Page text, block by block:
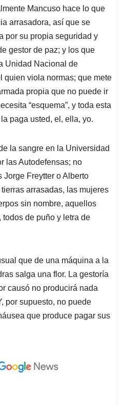
Mancuso hace lo que
arrasadora, así que se
por su propia seguridad y
gestor de paz; y los que
Unidad Nacional de
quien viola normas; que mete
propia que no puede ir
“esquema”, y toda esta
paga usted, el, ella, yo.
la sangre en la Universidad
las Autodefensas; no
Jorge Freytter o Alberto
arrasadas, las mujeres
sin nombre, aquellos
de puño y letra de
que de una máquina a la
salga una flor. La gestoría
causó no producirá nada
por supuesto, no puede
que produce pagar sus